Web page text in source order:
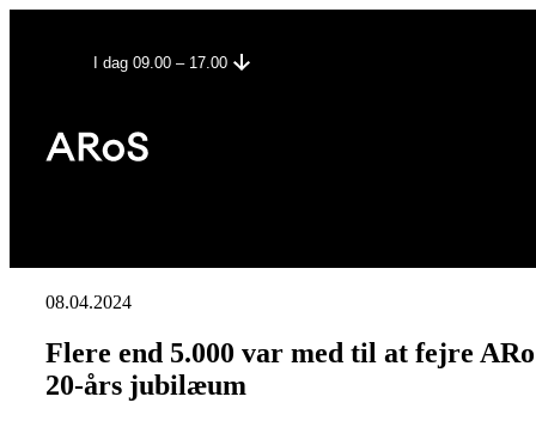
I dag 09.00 – 17.00
08.04.2024
Flere end 5.000 var med til at fejre
20-års jubilæum